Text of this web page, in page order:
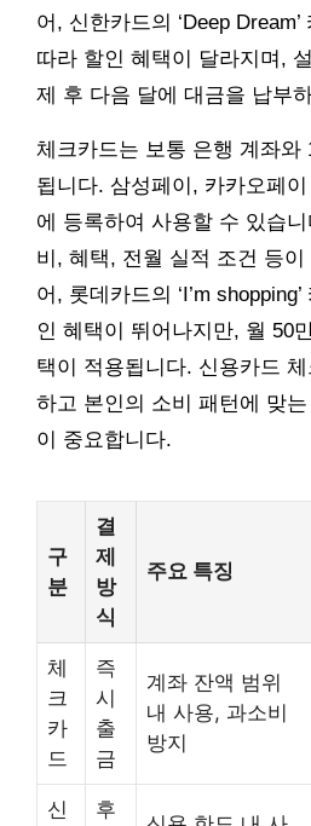
어, 신한카드의 ‘Deep Dream’
따라 할인 혜택이 달라지며,
제 후 다음 달에 대금을 납부
체크카드는 보통 은행 계좌와
됩니다. 삼성페이, 카카오페
에 등록하여 사용할 수 있습
비, 혜택, 전월 실적 조건 등
어, 롯데카드의 ‘I’m
인 혜택이 뛰어나지만, 월 50
택이 적용됩니다. 신용카드
하고 본인의 소비 패턴에 맞
이 중요합니다.
구
분
결
제
방
식
주요 특징
체
크
카
드
즉
시
출
금
계좌 잔액 범위
내 사용, 과소비
방지
신
후